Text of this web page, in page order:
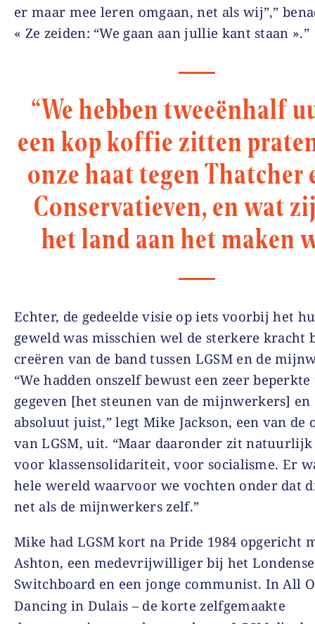
er maar mee leren omgaan, net als wij”,”
« Ze zeiden: “We gaan aan jullie kant staan ».”
“We hebben tweeënhalf
een kop koffie zitten
onze haat tegen Thatcher
Conservatieven, en wat
het land aan het maken
Echter, de gedeelde visie op iets voorbij het
geweld was misschien wel de sterkere kracht
creëren van de band tussen LGSM en de
“We hadden onszelf bewust een zeer beperkte
gegeven [het steunen van de mijnwerkers] en
absoluut juist,” legt Mike Jackson, een van de
van LGSM, uit. “Maar daaronder zit
voor klassensolidariteit, voor socialisme. Er
hele wereld waarvoor we vochten onder dat
net als de mijnwerkers zelf.”
Mike had LGSM kort na Pride 1984 opgericht
Ashton, een medevrijwilliger bij het Londense
Switchboard en een jonge communist. In All
Dancing in Dulais – de korte zelfgemaakte